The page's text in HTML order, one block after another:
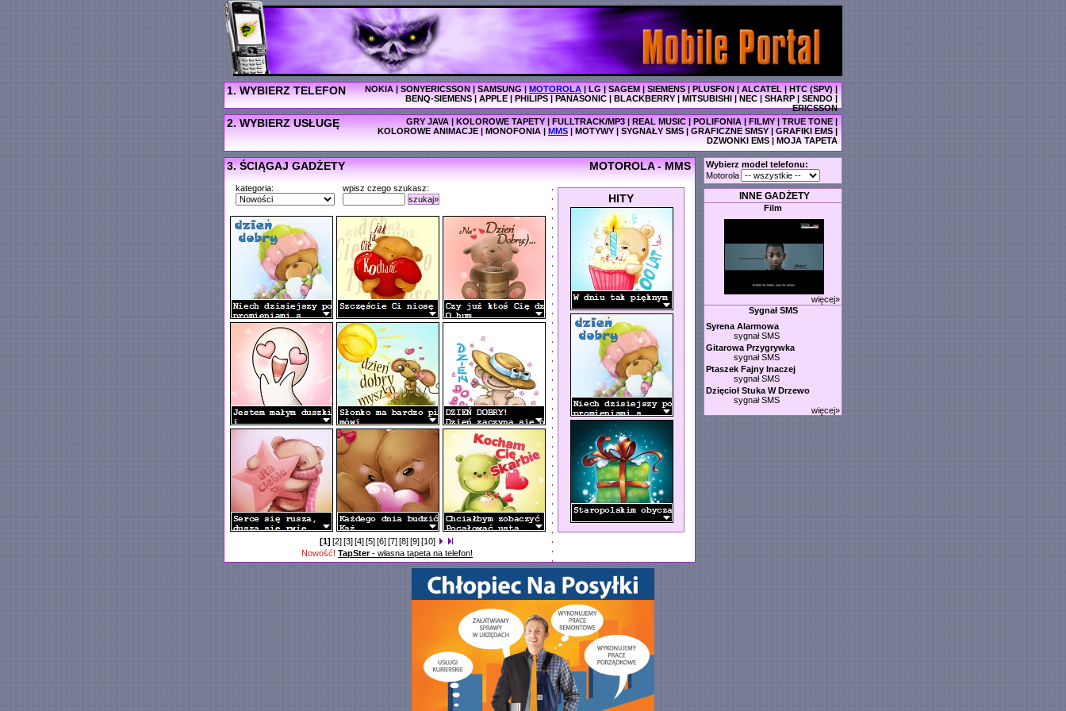
1. WYBIERZ TELEFON NOKIA|SONYERICSSON|SAMSUNG|MOTOROLA|LG|SAGEM|SIEMENS|PLUSFON|ALCATEL|HTC (SPV)|
BENQ-SIEMENS|APPLE|PHILIPS|PANASONIC|BLACKBERRY|MITSUBISHI|NEC|SHARP|SENDO|
ERICSSON
2. WYBIERZ USŁUGĘ GRY JAVA | KOLOROWE TAPETY | FULLTRACK/MP3 | REAL MUSIC | POLIFONIA | FILMY | TRUE TONE |
KOLOROWE ANIMACJE | MONOFONIA | MMS | MOTYWY | SYGNAŁY SMS | GRAFICZNE SMSY | GRAFIKI EMS |
DZWONKI EMS | MOJA TAPETA
3. ŚCIĄGAJ GADŻETY MOTOROLA - MMS
kategoria:
wpisz czego szukasz:
szukaj»
[1] [2][3][4][5][6][7][8][9][10]
Nowość! TapSter- własna tapeta na telefon!
HITY
Wybierz model telefonu:
Motorola
INNE GADŻETY
Film
więcej»
Sygnał SMS
Syrena Alarmowa
sygnał SMS
Gitarowa Przygrywka
sygnał SMS
Ptaszek Fajny Inaczej
sygnał SMS
Dzięcioł Stuka W Drzewo
sygnał SMS
więcej»